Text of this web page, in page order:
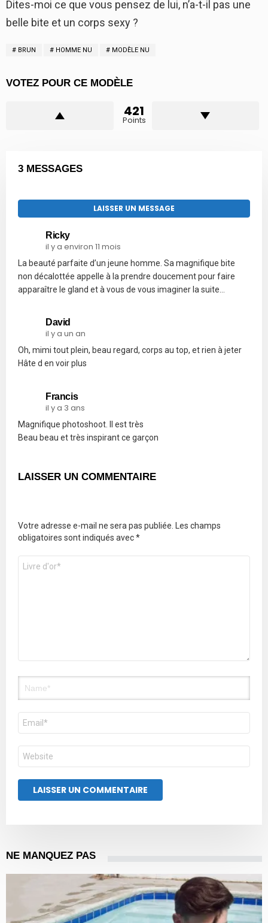
Dites-moi ce que vous pensez de lui, n’a-t-il pas une
belle bite et un corps sexy ?
BRUN HOMME NU MODÈLE NU
VOTEZ POUR CE MODÈLE
421
Points
3 MESSAGES
LAISSER UN MESSAGE
Ricky
il y a environ 11 mois
La beauté parfaite d’un jeune homme. Sa magnifique bite
non décalottée appelle à la prendre doucement pour faire
apparaître le gland et à vous de vous imaginer la suite…
David
il y a un an
Oh, mimi tout plein, beau regard, corps au top, et rien à jeter
Hâte d en voir plus
Francis
il y a 3 ans
Magnifique photoshoot. Il est très
Beau beau et très inspirant ce garçon
LAISSER UN COMMENTAIRE
Votre adresse e-mail ne sera pas publiée. Les champs
obligatoires sont indiqués avec*
Commentaire
E-
mail
Site
web
NE MANQUEZ PAS